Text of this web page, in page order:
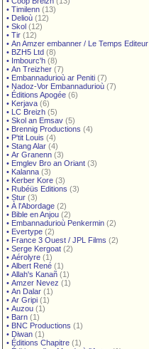
• Timilenn (13)
• Delioù (12)
• Skol (12)
• Tir (12)
• An Amzer embanner / Le Temps Editeur
• BZH5 Ltd (8)
• Imbourc'h (8)
• An Treizher (7)
• Embannadurioù ar Peniti (7)
• Nadoz-Vor Embannadurioù (7)
• Éditions Apogée (6)
• Kerjava (6)
• LC Breizh (5)
• Skol an Emsav (5)
• Brennig Productions (4)
• P'tit Louis (4)
• Stang Alar (4)
• Ar Granenn (3)
• Emglev Bro an Oriant (3)
• Kalanna (3)
• Kerber Kore (3)
• Rubéüs Editions (3)
• Stur (3)
• À l'Abordage (2)
• Bible en Anjou (2)
• Embannadurioù Penkermin (2)
• Evertype (2)
• France 3 Ouest / JPL Films (2)
• Serge Kergoat (2)
• Aérolyre (1)
• Albert René (1)
• Allah's Kanañ (1)
• Amzer Nevez (1)
• An Dalar (1)
• Ar Gripi (1)
• Auzou (1)
• Barn (1)
• BNC Productions (1)
• Diwan (1)
• Éditions Chapitre (1)